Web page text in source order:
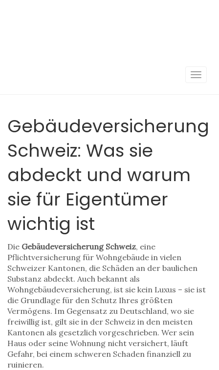
Gebäudeversicherung
Schweiz: Was sie
abdeckt und warum
sie für Eigentümer
wichtig ist
Die Gebäudeversicherung Schweiz, eine
Pflichtversicherung für Wohngebäude in vielen
Schweizer Kantonen, die Schäden an der baulichen
Substanz abdeckt. Auch bekannt als
Wohngebäudeversicherung, ist sie kein Luxus – sie ist
die Grundlage für den Schutz Ihres größten
Vermögens. Im Gegensatz zu Deutschland, wo sie
freiwillig ist, gilt sie in der Schweiz in den meisten
Kantonen als gesetzlich vorgeschrieben. Wer sein
Haus oder seine Wohnung nicht versichert, läuft
Gefahr, bei einem schweren Schaden finanziell zu
ruinieren.